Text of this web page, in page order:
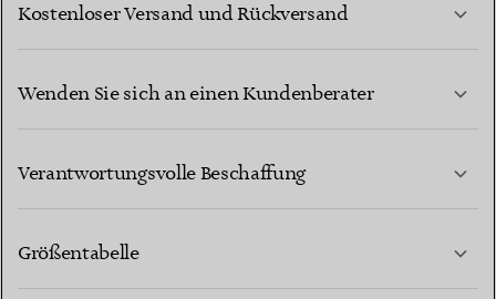
Kostenloser Versand und Rückversand
Wenden Sie sich an einen Kundenberater
Verantwortungsvolle Beschaffung
Größentabelle